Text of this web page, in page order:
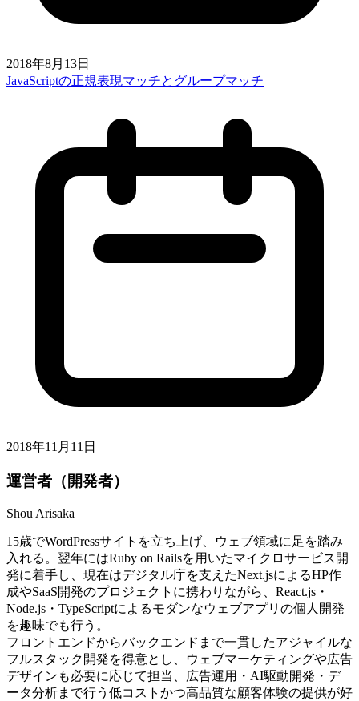
2018年8月13日
JavaScriptの正規表現マッチとグループマッチ
2018年11月11日
運営者（開発者）
Shou Arisaka
15歳でWordPressサイトを立ち上げ、ウェブ領域に足を踏み
入れる。翌年にはRuby on Railsを用いたマイクロサービス開
発に着手し、現在はデジタル庁を支えたNext.jsによるHP作
成やSaaS開発のプロジェクトに携わりながら、React.js・
Node.js・TypeScriptによるモダンなウェブアプリの個人開発
を趣味でも行う。
フロントエンドからバックエンドまで一貫したアジャイルな
フルスタック開発を得意とし、ウェブマーケティングや広告
デザインも必要に応じて担当、広告運用・AI駆動開発・デ
ータ分析まで行う低コストかつ高品質な顧客体験の提供が好